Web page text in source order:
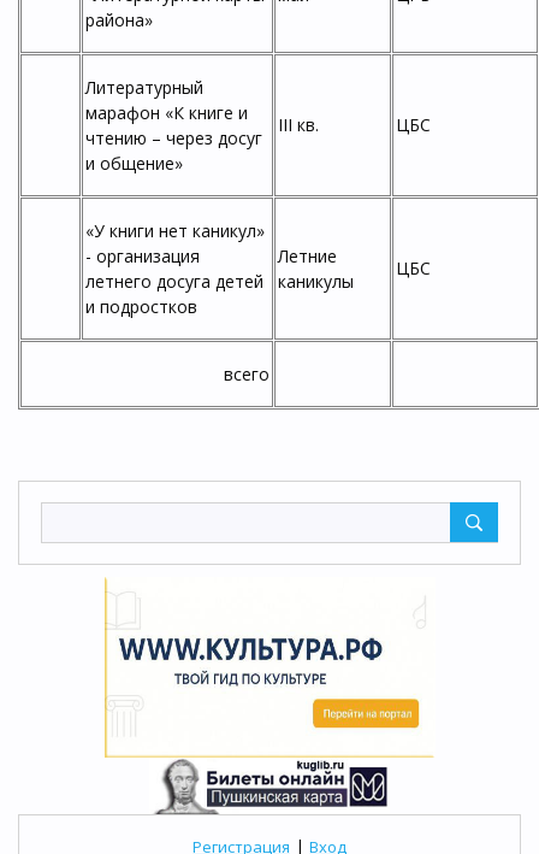
Регистрация | Вход
района»
Литературный
марафон «К книге и
чтению – через досуг
и общение»
III кв. ЦБС
«У книги нет каникул»
- организация
летнего досуга детей
и подростков
Летние
каникулы
ЦБС
всего